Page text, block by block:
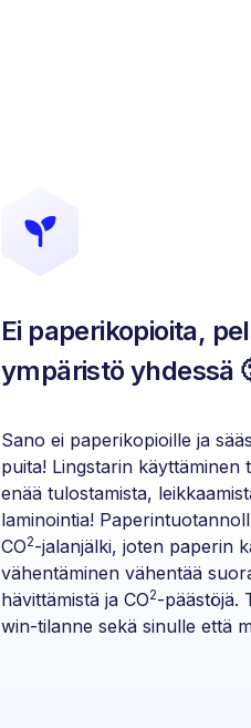
Ei paperikopioita,
ympäristö yhdessä
Sano ei paperikopioille ja
puita! Lingstarin käyttäminen
enää tulostamista,
laminointia!
CO2-jalanjälki, joten paperin
vähentäminen vähentää
hävittämistä ja CO2-päästöjä.
win-tilanne sekä sinulle että